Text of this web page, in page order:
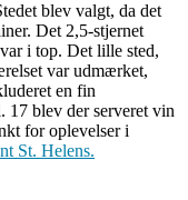
blev valgt, da det
Det 2,5-stjernet
i top. Det lille sted,
var udmærket,
en fin
17 blev der serveret vin
for oplevelser i
St. Helens.